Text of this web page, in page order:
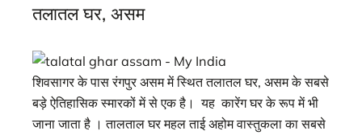
तलातल घर, असम
शिवसागर के पास रंगपुर असम में स्थित तलातल घर, असम के सबसे
बड़े ऐतिहासिक स्मारकों में से एक है। यह कारेंग घर के रूप में भी
जाना जाता है । तालताल घर महल ताई अहोम वास्तुकला का सबसे